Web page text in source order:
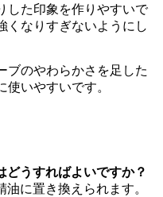
した印象を作りやすいで
くなりすぎないようにし
ブのやわらかさを足した
使いやすいです。
どうすればよいですか？
に置き換えられます。